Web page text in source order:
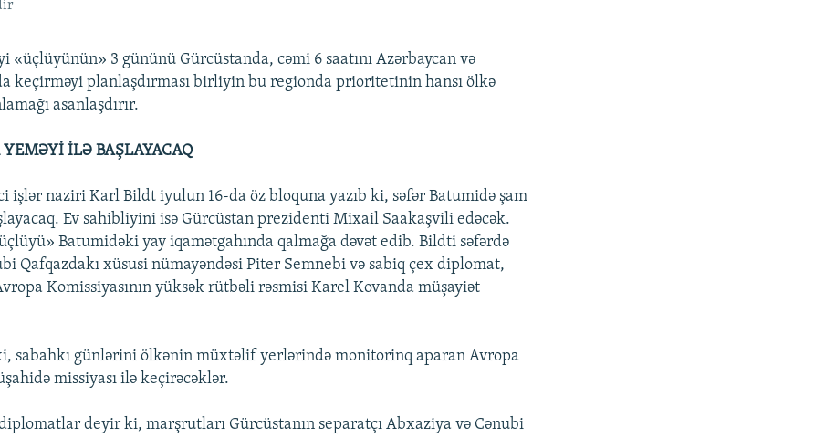
«üçlüyünün» 3 gününü Gürcüstanda, cəmi 6 saatını Azərbaycan və
keçirməyi planlaşdırması birliyin bu regionda prioritetinin hansı ölkə
asanlaşdırır.
İLƏ BAŞLAYACAQ
işlər naziri Karl Bildt iyulun 16-da öz bloquna yazıb ki, səfər Batumidə şam
Ev sahibliyini isə Gürcüstan prezidenti Mixail Saakaşvili edəcək.
Batumidəki yay iqamətgahında qalmağa dəvət edib. Bildti səfərdə
Qafqazdakı xüsusi nümayəndəsi Piter Semnebi və sabiq çex diplomat,
Komissiyasının yüksək rütbəli rəsmisi Karel Kovanda müşayiət
sabahkı günlərini ölkənin müxtəlif yerlərində monitorinq aparan Avropa
missiyası ilə keçirəcəklər.
deyir ki, marşrutları Gürcüstanın separatçı Abxaziya və Cənubi